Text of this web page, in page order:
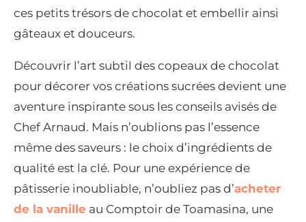
ces petits trésors de chocolat et embellir ainsi
gâteaux et douceurs.
Découvrir l’art subtil des copeaux de chocolat
pour décorer vos créations sucrées devient une
aventure inspirante sous les conseils avisés de
Chef Arnaud. Mais n’oublions pas l’essence
même des saveurs : le choix d’ingrédients de
qualité est la clé. Pour une expérience de
pâtisserie inoubliable, n’oubliez pas d’acheter
de la vanille au Comptoir de Toamasina, une